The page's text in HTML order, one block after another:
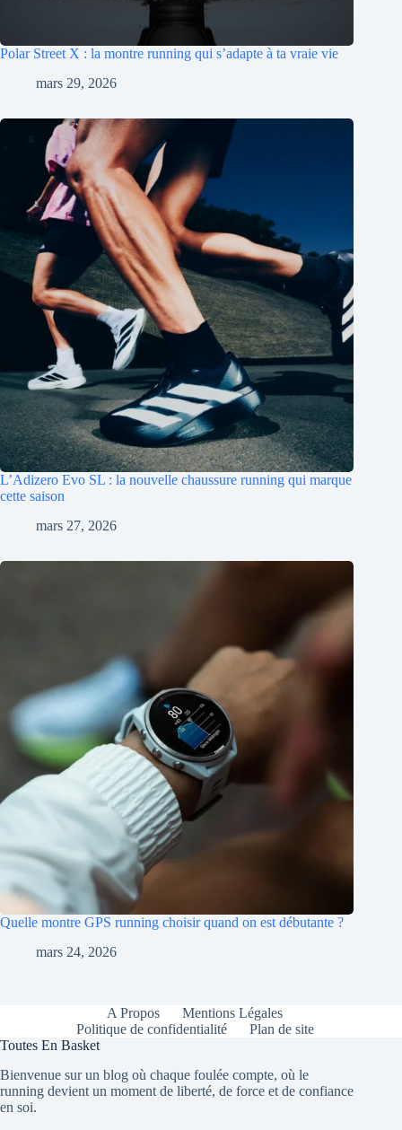
Polar Street X : la montre running qui s’adapte à ta vraie vie
mars 29, 2026
L’Adizero Evo SL : la nouvelle chaussure running qui marque
cette saison
mars 27, 2026
Quelle montre GPS running choisir quand on est débutante ?
mars 24, 2026
A Propos
Mentions Légales
Politique de confidentialité
Plan de site
Toutes En Basket
Bienvenue sur un blog où chaque foulée compte, où le
running devient un moment de liberté, de force et de confiance
en soi.